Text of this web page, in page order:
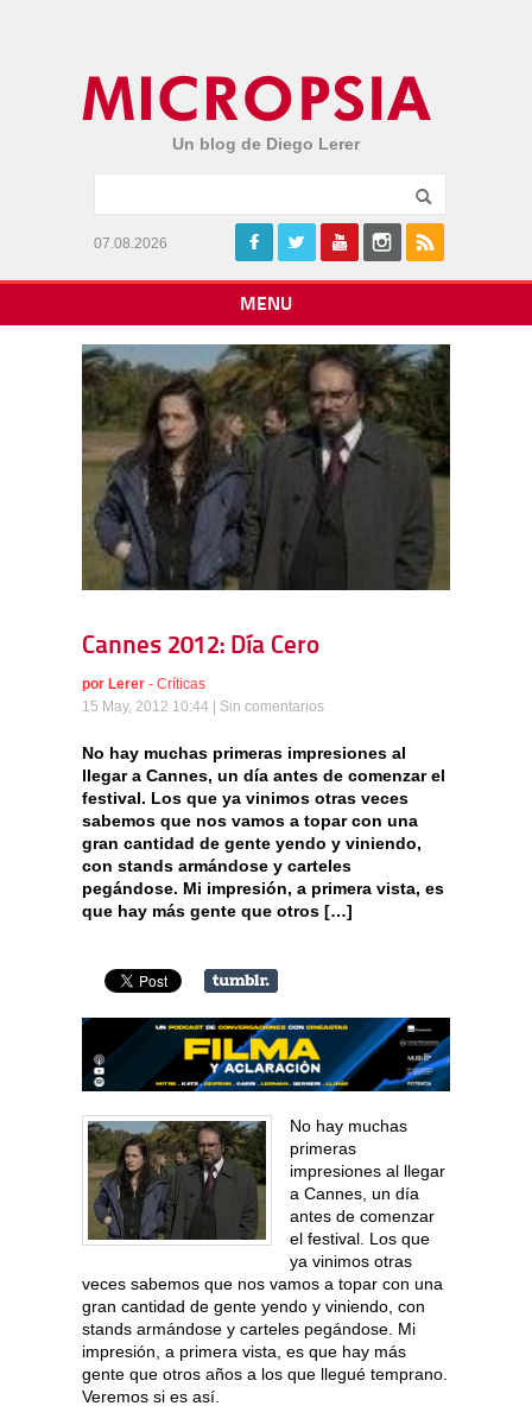
Un blog de Diego Lerer
07.08.2026
MENU
Cannes 2012: Día Cero
por Lerer - Críticas
15 May, 2012 10:44 | Sin comentarios
No hay muchas primeras impresiones al
llegar a Cannes, un día antes de comenzar el
festival. Los que ya vinimos otras veces
sabemos que nos vamos a topar con una
gran cantidad de gente yendo y viniendo,
con stands armándose y carteles
pegándose. Mi impresión, a primera vista, es
que hay más gente que otros […]
No hay muchas
primeras
impresiones al llegar
a Cannes, un día
antes de comenzar
el festival. Los que
ya vinimos otras
veces sabemos que nos vamos a topar con una
gran cantidad de gente yendo y viniendo, con
stands armándose y carteles pegándose. Mi
impresión, a primera vista, es que hay más
gente que otros años a los que llegué temprano.
Veremos si es así.